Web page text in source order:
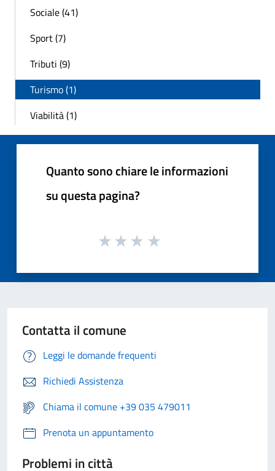
Sociale (41)
Sport (7)
Tributi (9)
Turismo (1)
Viabilità (1)
Quanto sono chiare le informazioni
su questa pagina?
Contatta il comune
Leggi le domande frequenti
Richiedi Assistenza
Chiama il comune +39 035 479011
Prenota un appuntamento
Problemi in città